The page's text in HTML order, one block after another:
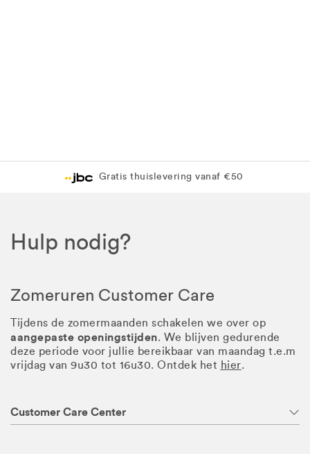
Gratis thuislevering vanaf €50
Hulp nodig?
Zomeruren Customer Care
Tijdens de zomermaanden schakelen we over op
aangepaste openingstijden. We blijven gedurende
deze periode voor jullie bereikbaar van maandag t.e.m
vrijdag van 9u30 tot 16u30. Ontdek het hier.
Customer Care Center